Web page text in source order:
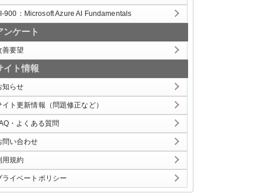
900：Microsoft Azure AI Fundamentals
ンケート
善要望
イト情報
知らせ
イト更新情報（問題修正など）
・よくある質問
問い合わせ
用規約
ライベートポリシー